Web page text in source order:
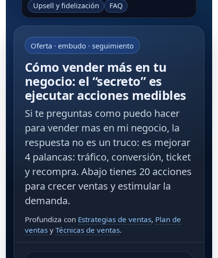
Upsell y fidelización
FAQ
Oferta · embudo · seguimiento
Cómo vender más en tu
negocio: el “secreto” es
ejecutar acciones medibles
Si te preguntas como puedo hacer
para vender mas en mi negocio, la
respuesta no es un truco: es mejorar
4 palancas: tráfico, conversión, ticket
y recompra. Abajo tienes 20 acciones
para crecer ventas y estimular la
demanda.
Profundiza con Estrategias de ventas, Plan de
ventas y Técnicas de ventas.